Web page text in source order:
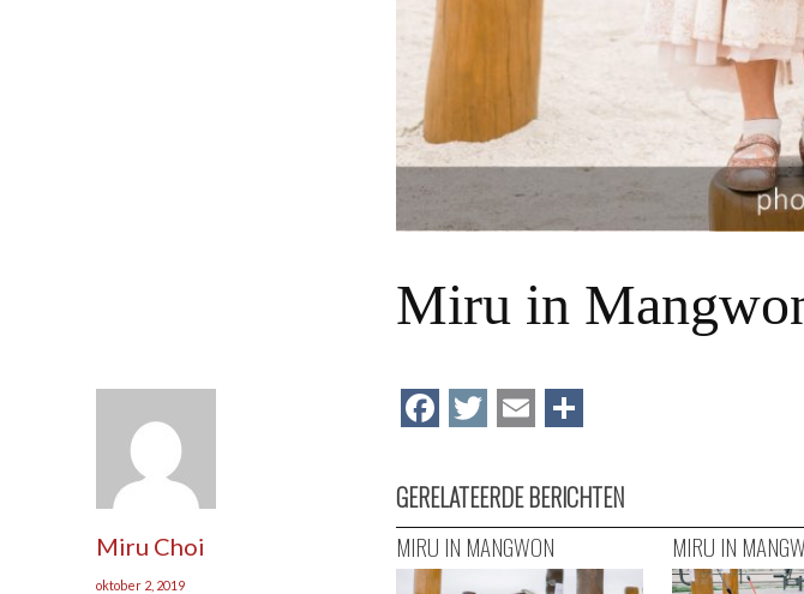
Miru in
Miru Choi
oktober 2, 2019
Facebook
Twitter
Email
GERELATEERDE BERICHTEN
MIRU IN MANGWON MIRU IN